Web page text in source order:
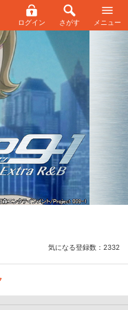
ログイン さがす メニュー
気になる登録数： 2332